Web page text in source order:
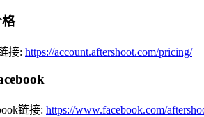
接: https://account.aftershoot.com/pricing/
链接: https://www.facebook.com/